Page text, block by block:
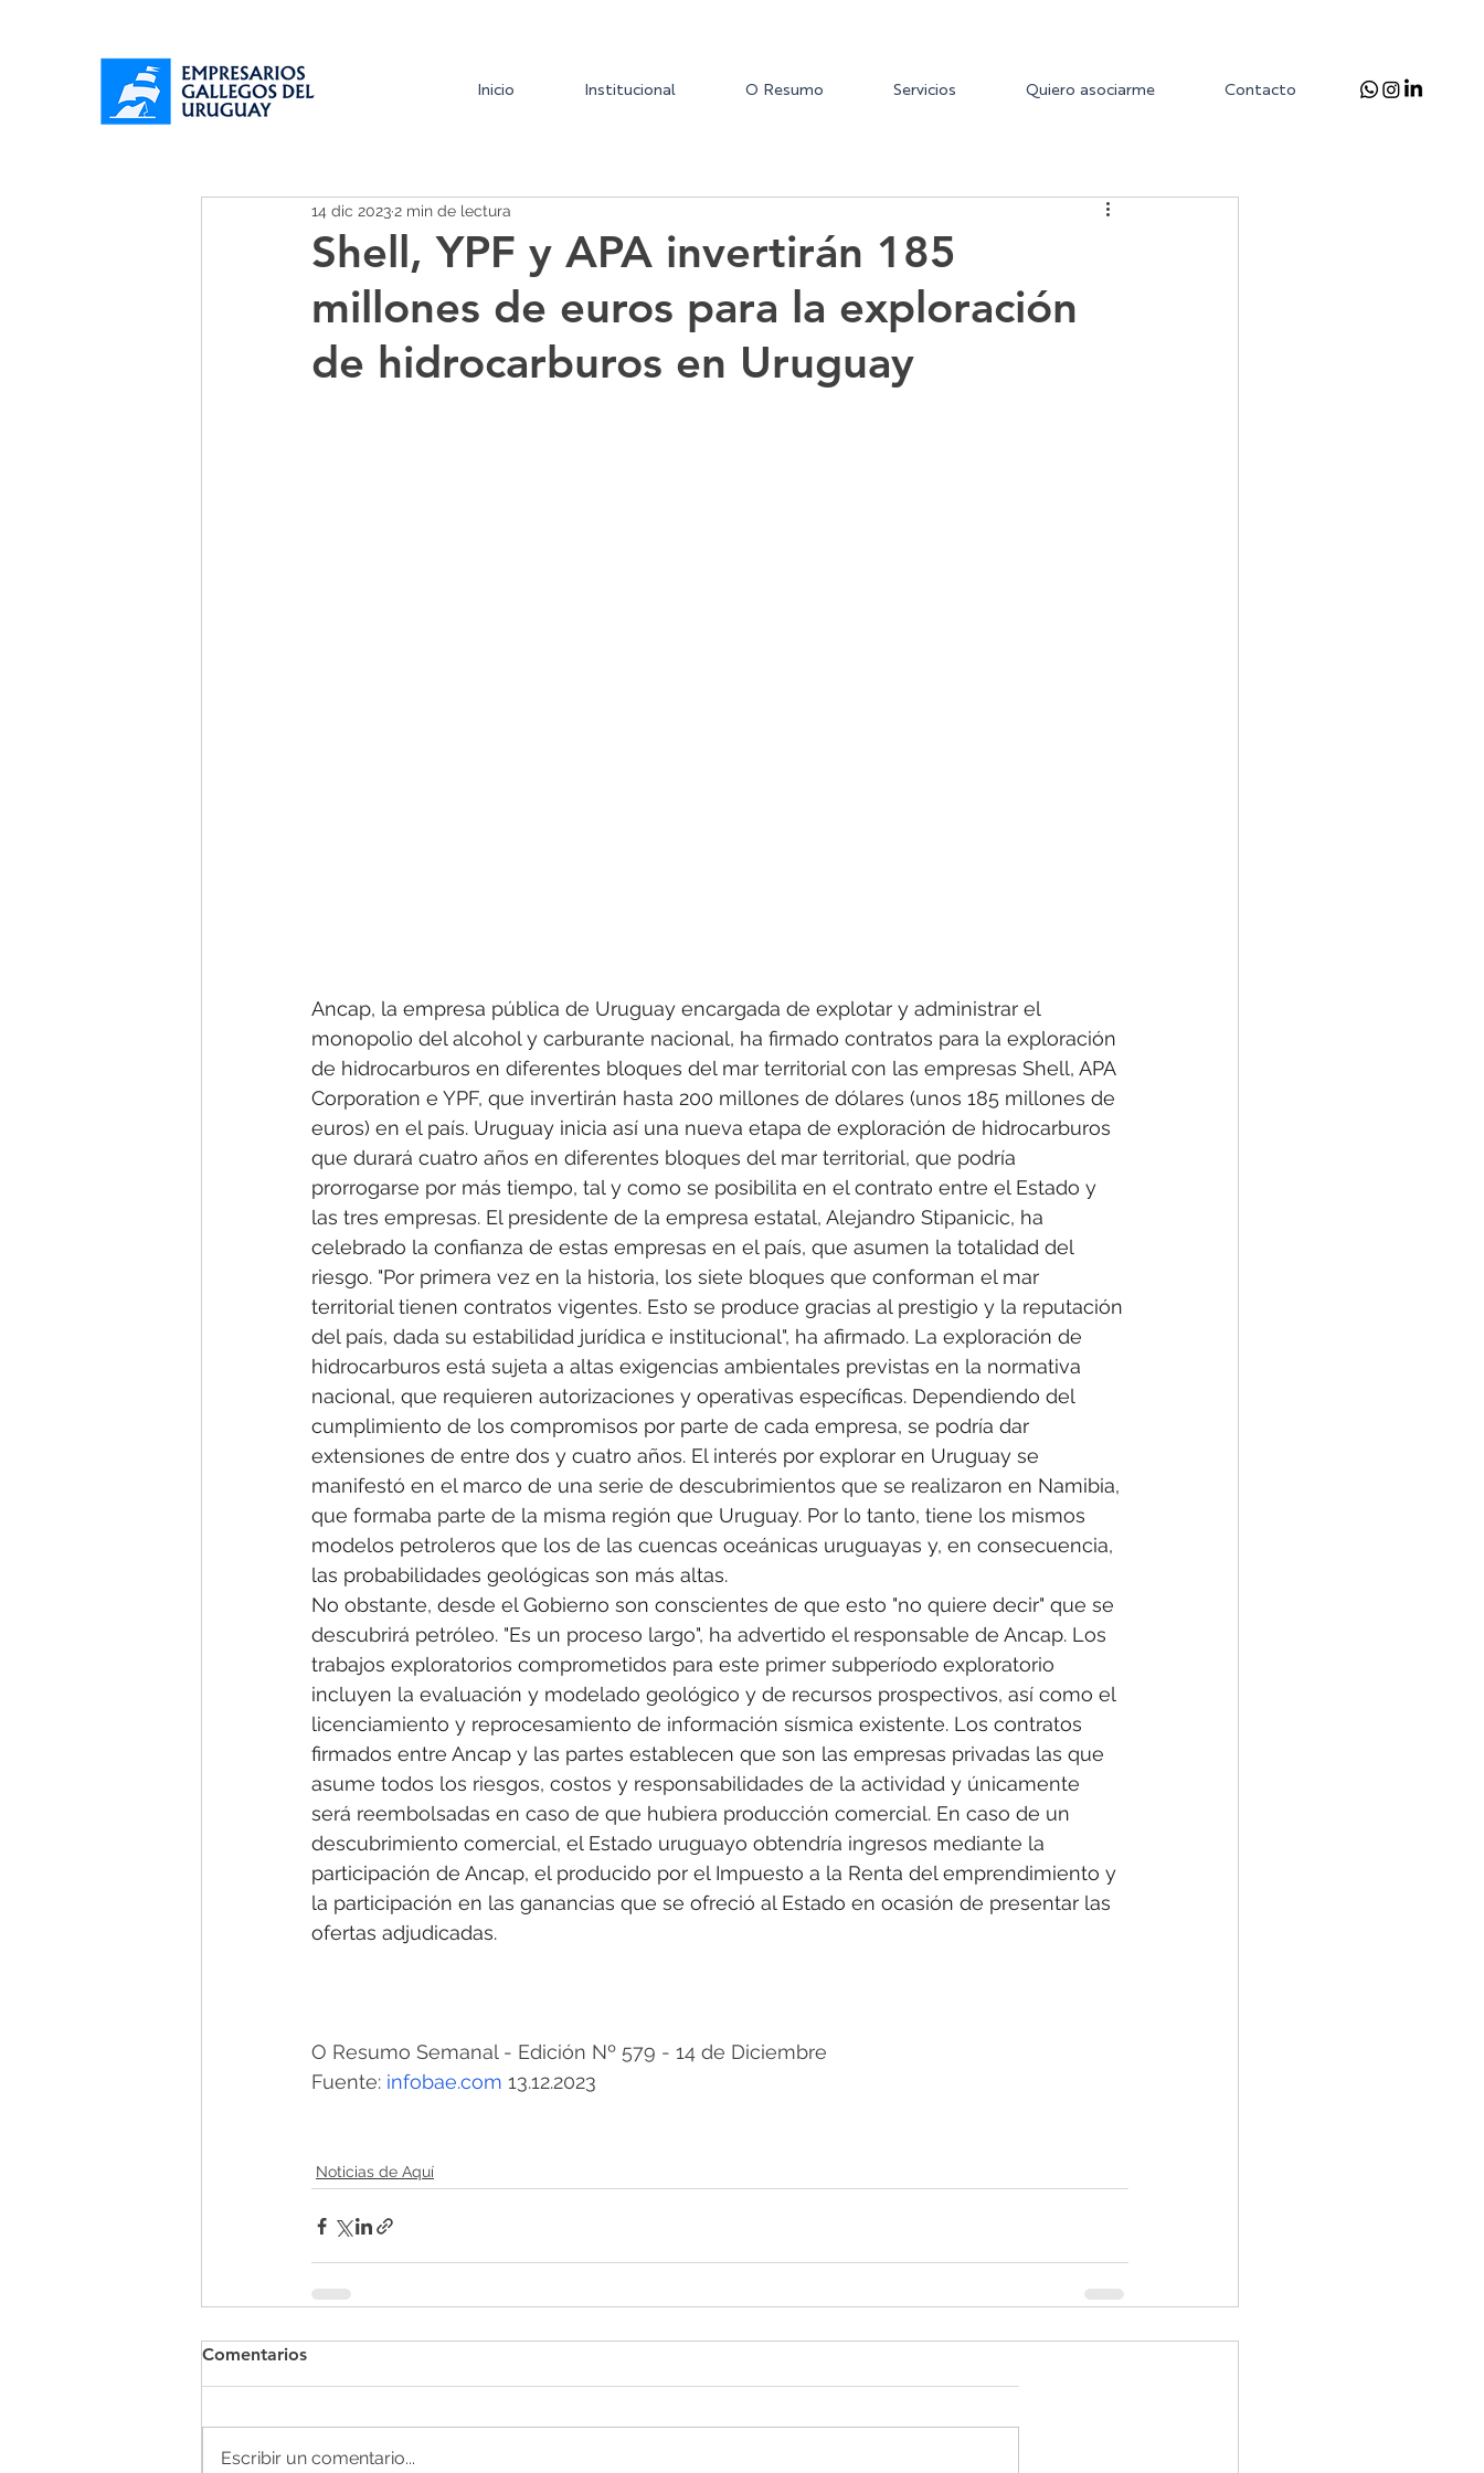
Inicio Institucional O Resumo Servicios Quiero asociarme Contacto
Shell, YPF y APA invertirán 185
millones de euros para la exploración
de hidrocarburos en Uruguay
14 dic 2023 2 min de lectura
Ancap, la empresa pública de Uruguay encargada de explotar y administrar el
monopolio del alcohol y carburante nacional, ha firmado contratos para la exploración
de hidrocarburos en diferentes bloques del mar territorial con las empresas Shell, APA
Corporation e YPF, que invertirán hasta 200 millones de dólares (unos 185 millones de
euros) en el país. Uruguay inicia así una nueva etapa de exploración de hidrocarburos
que durará cuatro años en diferentes bloques del mar territorial, que podría
prorrogarse por más tiempo, tal y como se posibilita en el contrato entre el Estado y
las tres empresas. El presidente de la empresa estatal, Alejandro Stipanicic, ha
celebrado la confianza de estas empresas en el país, que asumen la totalidad del
riesgo. "Por primera vez en la historia, los siete bloques que conforman el mar
territorial tienen contratos vigentes. Esto se produce gracias al prestigio y la reputación
del país, dada su estabilidad jurídica e institucional", ha afirmado. La exploración de
hidrocarburos está sujeta a altas exigencias ambientales previstas en la normativa
nacional, que requieren autorizaciones y operativas específicas. Dependiendo del
cumplimiento de los compromisos por parte de cada empresa, se podría dar
extensiones de entre dos y cuatro años. El interés por explorar en Uruguay se
manifestó en el marco de una serie de descubrimientos que se realizaron en Namibia,
que formaba parte de la misma región que Uruguay. Por lo tanto, tiene los mismos
modelos petroleros que los de las cuencas oceánicas uruguayas y, en consecuencia,
las probabilidades geológicas son más altas.
No obstante, desde el Gobierno son conscientes de que esto "no quiere decir" que se
descubrirá petróleo. "Es un proceso largo", ha advertido el responsable de Ancap. Los
trabajos exploratorios comprometidos para este primer subperíodo exploratorio
incluyen la evaluación y modelado geológico y de recursos prospectivos, así como el
licenciamiento y reprocesamiento de información sísmica existente. Los contratos
firmados entre Ancap y las partes establecen que son las empresas privadas las que
asume todos los riesgos, costos y responsabilidades de la actividad y únicamente
será reembolsadas en caso de que hubiera producción comercial. En caso de un
descubrimiento comercial, el Estado uruguayo obtendría ingresos mediante la
participación de Ancap, el producido por el Impuesto a la Renta del emprendimiento y
la participación en las ganancias que se ofreció al Estado en ocasión de presentar las
ofertas adjudicadas.
O Resumo Semanal - Edición Nº 579 - 14 de Diciembre
Fuente: infobae.com 13.12.2023
Noticias de Aquí
Comentarios
Escribir un comentario...